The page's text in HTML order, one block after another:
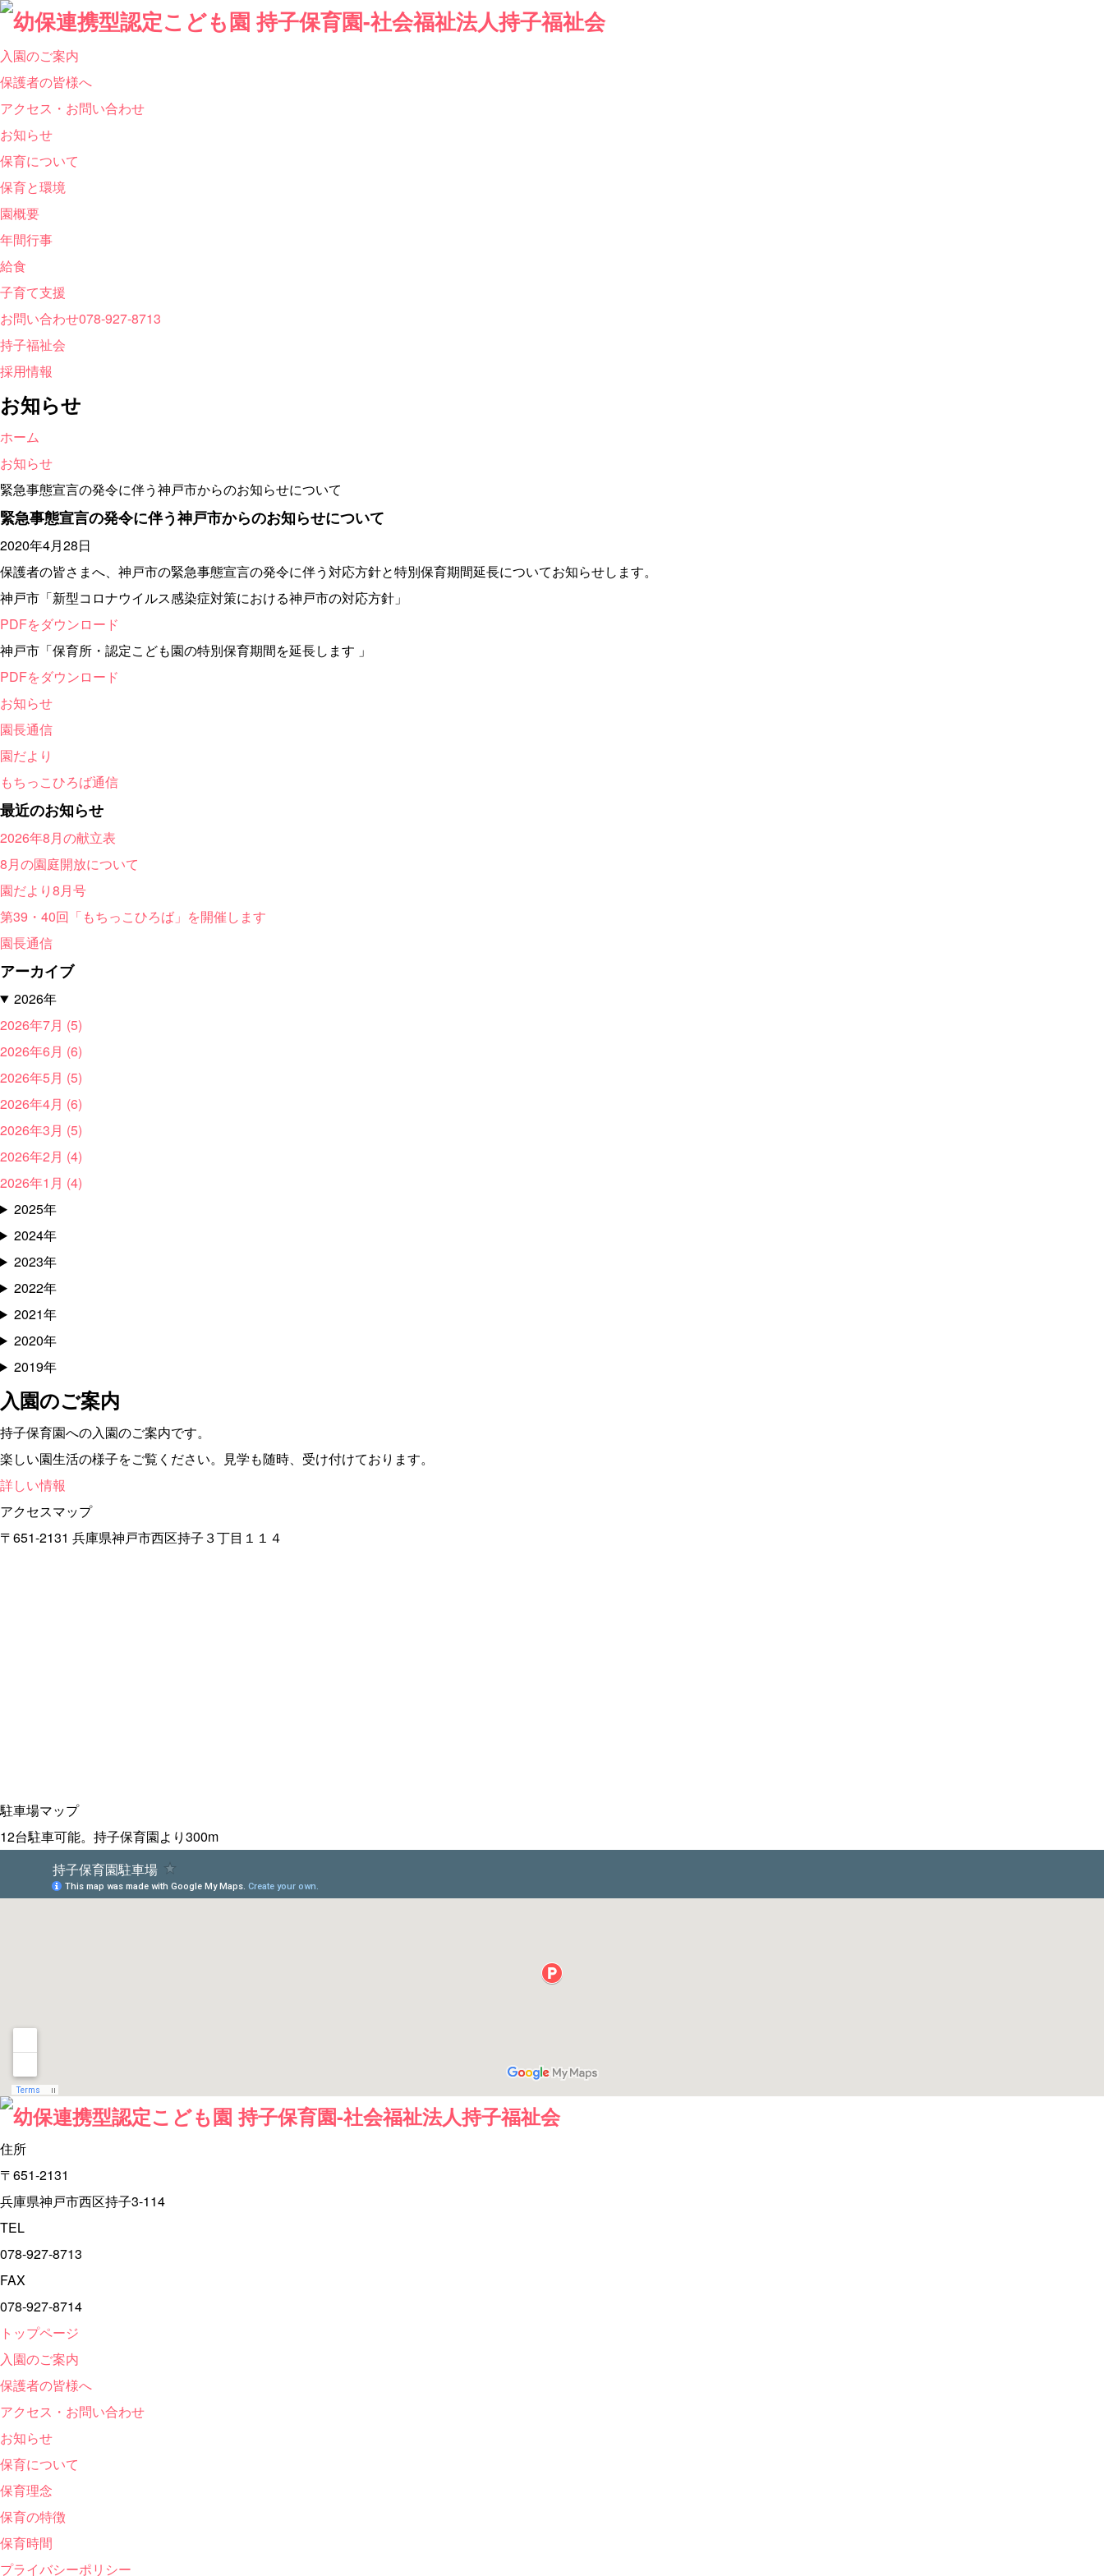
入園のご案内
保護者の皆様へ
アクセス・お問い合わせ
お知らせ
保育について
保育と環境
園概要
年間行事
給食
子育て支援
お問い合わせ078-927-8713
持子福祉会
採用情報
お知らせ
ホーム
お知らせ
緊急事態宣言の発令に伴う神戸市からのお知らせについて
緊急事態宣言の発令に伴う神戸市からのお知らせについて
2020年4月28日
保護者の皆さまへ、神戸市の緊急事態宣言の発令に伴う対応方針と特別保育期間延長についてお知らせします。
神戸市「新型コロナウイルス感染症対策における神戸市の対応方針」
PDFをダウンロード
神戸市「保育所・認定こども園の特別保育期間を延長します 」
PDFをダウンロード
お知らせ
園長通信
園だより
もちっこひろば通信
最近のお知らせ
2026年8月の献立表
8月の園庭開放について
園だより8月号
第39・40回「もちっこひろば」を開催します
園長通信
アーカイブ
2026年
2026年7月 (5)
2026年6月 (6)
2026年5月 (5)
2026年4月 (6)
2026年3月 (5)
2026年2月 (4)
2026年1月 (4)
2025年
2024年
2023年
2022年
2021年
2020年
2019年
入園のご案内
持子保育園への入園のご案内です。
楽しい園生活の様子をご覧ください。見学も随時、受け付けております。
詳しい情報
アクセスマップ
〒651-2131 兵庫県神戸市西区持子３丁目１１４
駐車場マップ
12台駐車可能。持子保育園より300m
住所
〒651-2131
兵庫県神戸市西区持子3-114
TEL
078-927-8713
FAX
078-927-8714
トップページ
入園のご案内
保護者の皆様へ
アクセス・お問い合わせ
お知らせ
保育について
保育理念
保育の特徴
保育時間
プライバシーポリシー